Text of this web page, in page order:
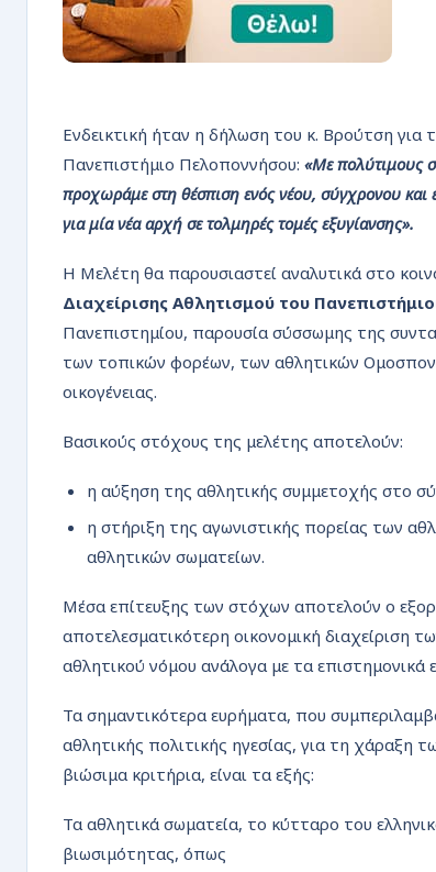
Ενδεικτική ήταν η δήλωση του κ. Βρούτση
Πανεπιστήμιο Πελοποννήσου: «Με πολύτιμους
προχωράμε στη θέσπιση ενός νέου, σύγχρονου και
για μία νέα αρχή σε τολμηρές τομές εξυγίανσης».
Η Μελέτη θα παρουσιαστεί αναλυτικά στο
Διαχείρισης Αθλητισμού του
Πανεπιστημίου, παρουσία σύσσωμης της
των τοπικών φορέων, των αθλητικών
οικογένειας.
Βασικούς στόχους της μελέτης αποτελούν:
η αύξηση της αθλητικής συμμετοχής στο
η στήριξη της αγωνιστικής πορείας των
αθλητικών σωματείων.
Μέσα επίτευξης των στόχων αποτελούν ο
αποτελεσματικότερη οικονομική διαχείριση
αθλητικού νόμου ανάλογα με τα επιστημονικά
Τα σημαντικότερα ευρήματα, που
αθλητικής πολιτικής ηγεσίας, για τη χάραξη
βιώσιμα κριτήρια, είναι τα εξής:
Τα αθλητικά σωματεία, το κύτταρο του
βιωσιμότητας, όπως